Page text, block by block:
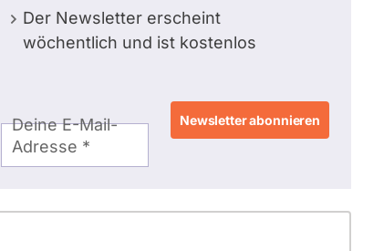
Der Newsletter erscheint
wöchentlich und ist kostenlos
Mail-
Adresse
Deine E-Mail-
Adresse